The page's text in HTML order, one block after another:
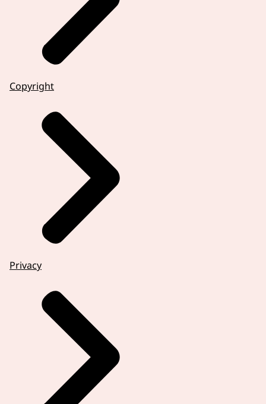
Copyright
Privacy